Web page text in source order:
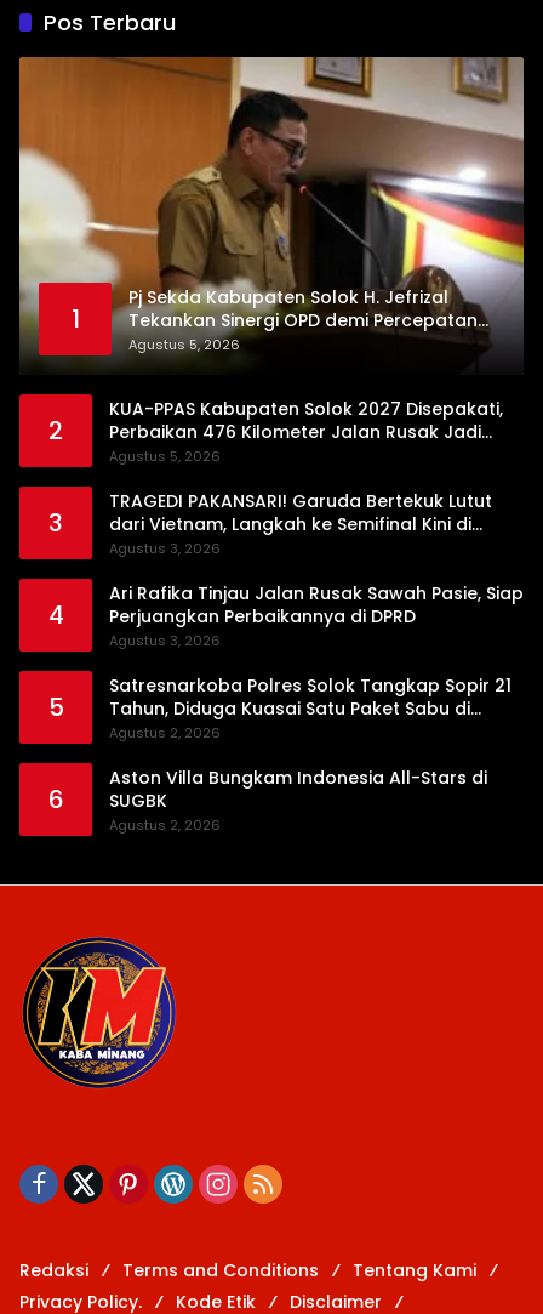
Pos Terbaru
1
Pj Sekda Kabupaten Solok H. Jefrizal
Tekankan Sinergi OPD demi Percepatan
Pembangunan Daerah
Agustus 5, 2026
2
KUA-PPAS Kabupaten Solok 2027 Disepakati,
Perbaikan 476 Kilometer Jalan Rusak Jadi
Prioritas
Agustus 5, 2026
3
TRAGEDI PAKANSARI! Garuda Bertekuk Lutut
dari Vietnam, Langkah ke Semifinal Kini di
Ujung Tanduk
Agustus 3, 2026
4
Ari Rafika Tinjau Jalan Rusak Sawah Pasie, Siap
Perjuangkan Perbaikannya di DPRD
Agustus 3, 2026
5
Satresnarkoba Polres Solok Tangkap Sopir 21
Tahun, Diduga Kuasai Satu Paket Sabu di
Kubung
Agustus 2, 2026
6
Aston Villa Bungkam Indonesia All-Stars di
SUGBK
Agustus 2, 2026
Redaksi Terms and Conditions
Tentang Kami
Privacy Policy.
Kode Etik Disclaimer